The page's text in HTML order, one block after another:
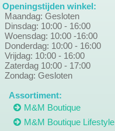
Openingstijden winkel:
Maandag: Gesloten
Dinsdag: 10:00 - 16:00
Woensdag: 10:00 -16:00
Donderdag: 10:00 - 16:00
Vrijdag: 10:00 - 16:00
Zaterdag 10:00 - 17:00
Zondag: Gesloten
Assortiment:
M&M Boutique
M&M Boutique Lifestyle